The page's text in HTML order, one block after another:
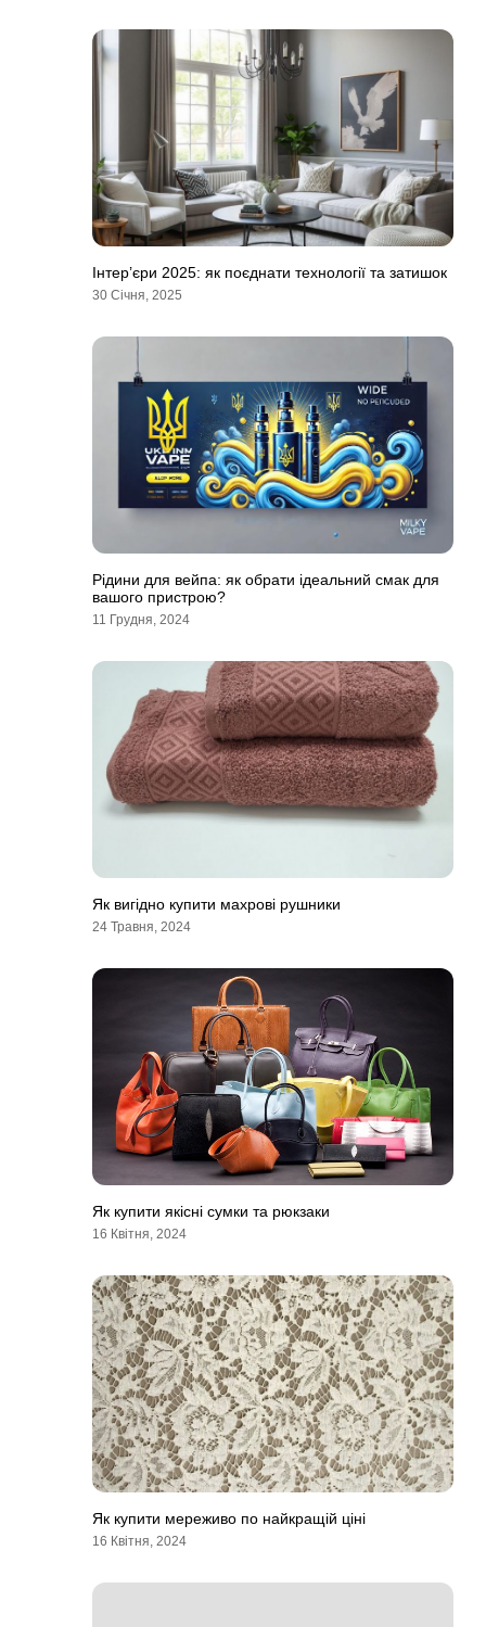
Інтер’єри 2025: як поєднати технології та затишок
30 Січня, 2025
Рідини для вейпа: як обрати ідеальний смак для
вашого пристрою?
11 Грудня, 2024
Як вигідно купити махрові рушники
24 Травня, 2024
Як купити якісні сумки та рюкзаки
16 Квітня, 2024
Як купити мереживо по найкращій ціні
16 Квітня, 2024